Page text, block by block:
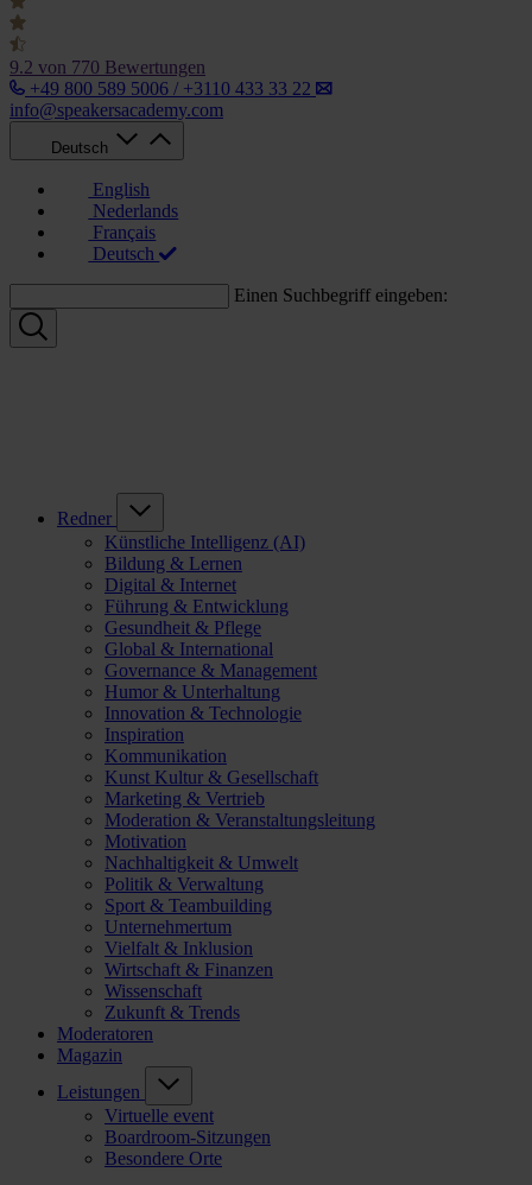
9.2 von 770 Bewertungen
+49 800 589 5006 / +3110 433 33 22
info@speakersacademy.com
Deutsch
English
Nederlands
Français
Deutsch
Einen Suchbegriff eingeben:
Redner
Künstliche Intelligenz (AI)
Bildung & Lernen
Digital & Internet
Führung & Entwicklung
Gesundheit & Pflege
Global & International
Governance & Management
Humor & Unterhaltung
Innovation & Technologie
Inspiration
Kommunikation
Kunst Kultur & Gesellschaft
Marketing & Vertrieb
Moderation & Veranstaltungsleitung
Motivation
Nachhaltigkeit & Umwelt
Politik & Verwaltung
Sport & Teambuilding
Unternehmertum
Vielfalt & Inklusion
Wirtschaft & Finanzen
Wissenschaft
Zukunft & Trends
Moderatoren
Magazin
Leistungen
Virtuelle event
Boardroom-Sitzungen
Besondere Orte